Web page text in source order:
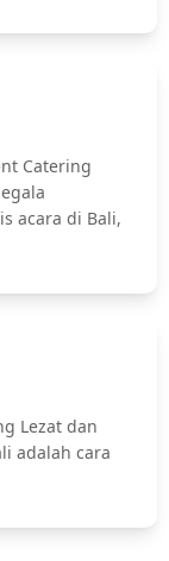
Catering
acara di Bali,
Lezat dan
adalah cara